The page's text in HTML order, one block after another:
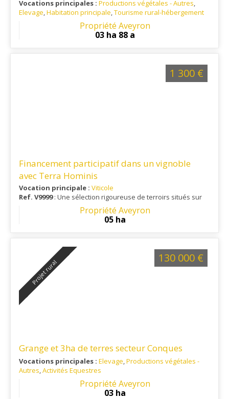
Vocations principales : Productions végétales - Autres,
Elevage,Habitation principale,Tourisme rural-hébergement
Propriété Aveyron
03 ha 88 a
Financement participatif dans un vignoble
avec Terra Hominis
Vocation principale : Viticole
Ref. V9999: Une sélection rigoureuse de terroirs situés sur
l'ensemble des départements d'Occitanie.
Propriété Aveyron
05 ha
1 300 €
Projet rural
Grange et 3ha de terres secteur Conques
Vocations principales : Elevage,Productions végétales -
Autres,Activités Equestres
: Sur le chemin de Saint Jacques de
Compostelle et à proximité du village classé de CONQUES
Propriété Aveyron
03 ha
130 000 €